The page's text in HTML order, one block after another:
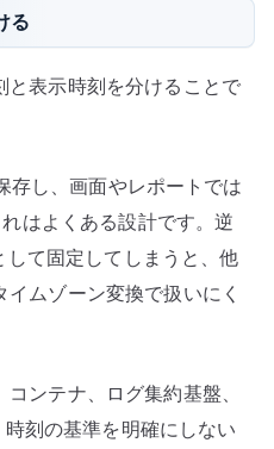
る
表示時刻を分けることで
存し、画面やレポートでは
はよくある設計です。逆
して固定してしまうと、他
ムゾーン変換で扱いにく
ンテナ、ログ集約基盤、
刻の基準を明確にしない